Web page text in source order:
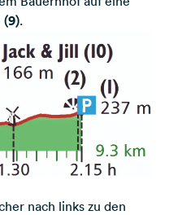
(9).
nach links zu den